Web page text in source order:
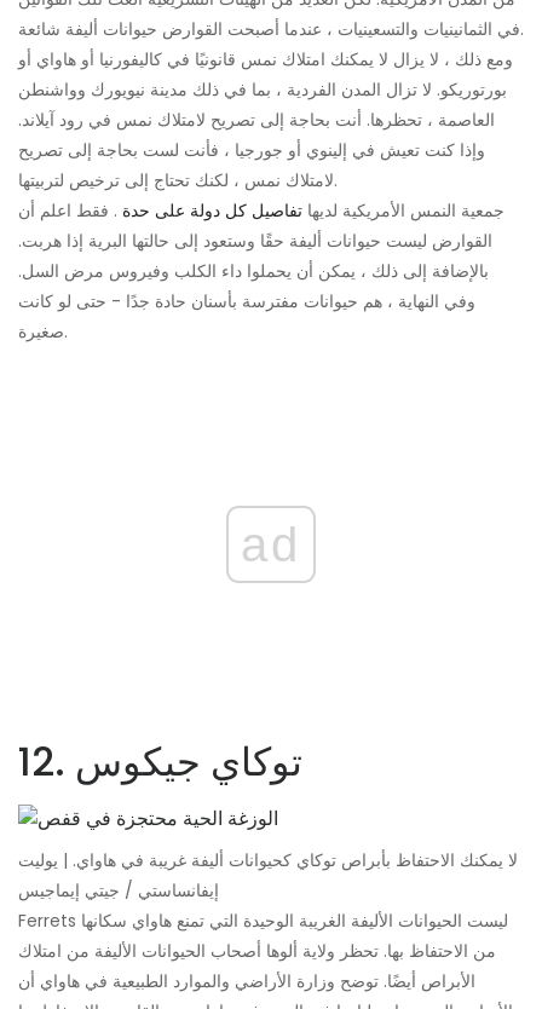
في الثمانينيات والتسعينيات ، عندما أصبحت القوارض حيوانات أليفة شائعة.
ومع ذلك ، لا يزال لا يمكنك امتلاك نمس قانونيًا في كاليفورنيا أو هاواي أو
بورتوريكو. لا تزال المدن الفردية ، بما في ذلك مدينة نيويورك وواشنطن
العاصمة ، تحظرها. أنت بحاجة إلى تصريح لامتلاك نمس في رود آيلاند.
وإذا كنت تعيش في إلينوي أو جورجيا ، فأنت لست بحاجة إلى تصريح
لامتلاك نمس ، لكنك تحتاج إلى ترخيص لتربيتها.
جمعية النمس الأمريكية لديها تفاصيل كل دولة على حدة . فقط اعلم أن
القوارض ليست حيوانات أليفة حقًا وستعود إلى حالتها البرية إذا هربت.
بالإضافة إلى ذلك ، يمكن أن يحملوا داء الكلب وفيروس مرض السل.
وفي النهاية ، هم حيوانات مفترسة بأسنان حادة جدًا - حتى لو كانت
صغيرة.
ad
12. توكاي جيكوس
لا يمكنك الاحتفاظ بأبراص توكاي كحيوانات أليفة غريبة في هاواي. | يوليت
إيفانساستي / جيتي إيماجيس
Ferrets ليست الحيوانات الأليفة الغريبة الوحيدة التي تمنع هاواي سكانها
من الاحتفاظ بها. تحظر ولاية ألوها أصحاب الحيوانات الأليفة من امتلاك
الأبراص أيضًا. توضح وزارة الأراضي والموارد الطبيعية في هاواي أن